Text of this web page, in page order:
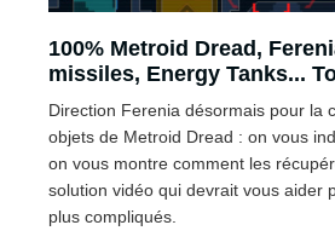
100% Metroid Dread,
missiles, Energy Tanks...
Direction Ferenia désormais pour la
objets de Metroid Dread : on vous
on vous montre comment les
solution vidéo qui devrait vous aider
plus compliqués.